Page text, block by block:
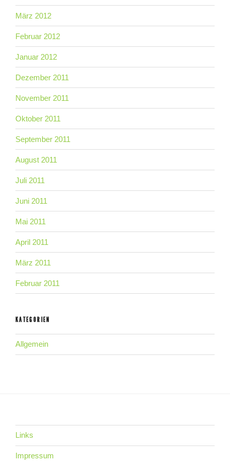
März 2012
Februar 2012
Januar 2012
Dezember 2011
November 2011
Oktober 2011
September 2011
August 2011
Juli 2011
Juni 2011
Mai 2011
April 2011
März 2011
Februar 2011
KATEGORIEN
Allgemein
Links
Impressum